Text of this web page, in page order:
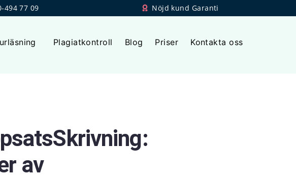
494 77 09 Nöjd kund Garanti
Plagiatkontroll Blog Priser Kontakta oss
av